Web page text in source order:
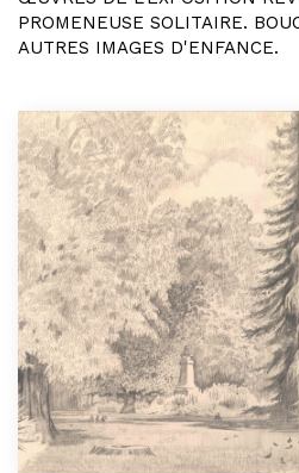
PROMENEUSE SOLITAIRE.
AUTRES IMAGES D'ENFANCE.